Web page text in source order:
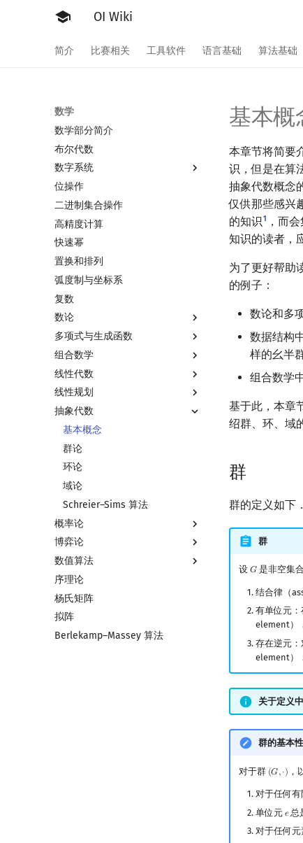
OI Wiki
简介 比赛相关 工具软件 语言基础 算法基础
数学
数学部分简介
布尔代数
数字系统
数字系统简介
进位制
平衡三进制
格雷码
位操作
二进制集合操作
高精度计算
快速幂
置换和排列
弧度制与坐标系
复数
数论
数论基础
模算术简介
素数
最大公约数
欧拉函数
筛法
分解质因数
裴蜀定理 & 一次不定方程
费马小定理 & 欧拉定理
模逆元
线性同余方程
中国剩余定理
升幂引理
阶乘取模
卢卡斯定理
同余方程
二次剩余
多项式与生成函数
多项式与生成函数简介
代数基本定理
快速傅里叶变换
快速数论变换
快速沃尔什变换
Chirp Z 变换
多项式牛顿迭代
多项式多点求值|快速插值
多项式初等函数
常系数齐次线性递推
多项式平移|连续点值平移
符号化方法
Lagrange 反演
形式幂级数复合|复合逆
普通生成函数
指数生成函数
组合数学
排列组合
抽屉原理
容斥原理
斐波那契数列
错位排列
卡特兰数
斯特林数
贝尔数
伯努利数
Entringer Number
Eulerian Number
分拆数
范德蒙德卷积
Pólya 计数
图论计数
线性代数
线性代数简介
向量
内积和外积
矩阵
初等变换
行列式
线性空间
线性基
线性映射
特征多项式
对角化
Jordan标准型
线性规划
线性规划基础
单纯形法
抽象代数
基本概念
群论
环论
域论
Schreier–Sims 算法
概率论
基本概念
条件概率与独立性
随机变量
随机变量的数字特征
概率不等式
博弈论
博弈论简介
公平组合游戏
零和游戏
非公平组合游戏
数值算法
插值
数值积分
高斯消元
牛顿迭代法
序理论
杨氏矩阵
拟阵
Berlekamp–Massey 算法
基本概
本章节将简要
识，但是在算
抽象代数概念
仅供那些感兴
的知识1
，而
知识的读者，
为了更好帮助
的例子：
数论和多
数据结构
样的幺半
组合数学
基于此，本章
绍群、环、域
群
群的定义如下．
群
设 𝐺
G是非空集
结合律（
有单位元：
element）
存在逆元
element）
关于定义
群的基本
对于群 (𝐺,⋅)
(G,⋅) ，
对于任何有
单位元 𝑒
e总
对于任何元